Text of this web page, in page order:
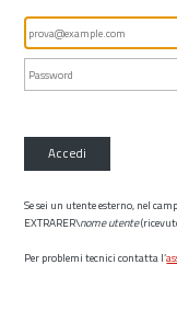
Accedi
Se sei un utente esterno, nel
EXTRARER\nome utente
Per problemi tecnici contatta l’